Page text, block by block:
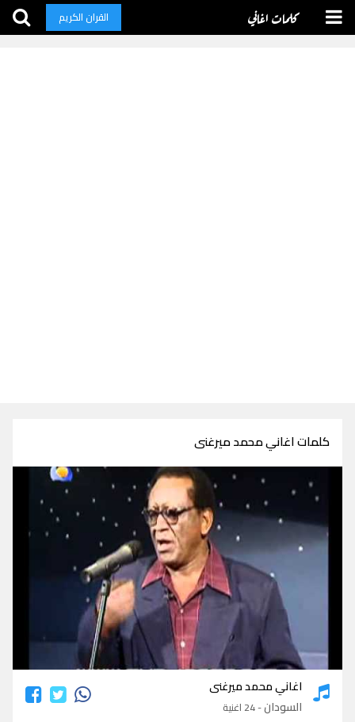
كلمات اغاني القران الكريم
كلمات اغاني محمد ميرغنى
كلمات اغاني محمد ميرغنى
اغاني محمد ميرغنى
السودان- 24 اغنية